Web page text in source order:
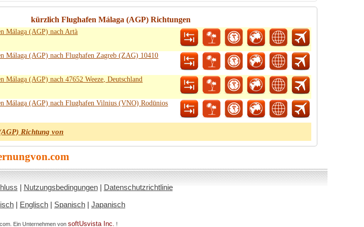
kürzlich Flughafen Málaga (AGP) Richtungen
Málaga (AGP) nach Artà
Málaga (AGP) nach Flughafen Zagreb (ZAG) 10410
Málaga (AGP) nach 47652 Weeze, Deutschland
Málaga (AGP) nach Flughafen Vilnius (VNO) Rodūnios
Richtung von
| Nutzungsbedingungen| Datenschutzrichtlinie
| Englisch | Spanisch | Japanisch
Ein Unternehmen von softUsvista Inc. !